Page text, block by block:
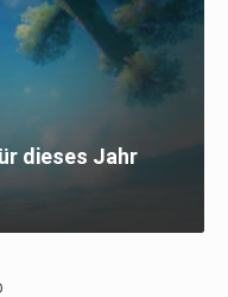
dieses Jahr